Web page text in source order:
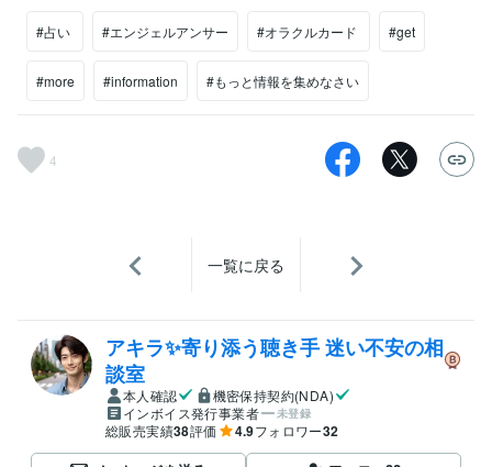
#占い #エンジェルアンサー #オラクルカード #get
#more #information #もっと情報を集めなさい
4
一覧に戻る
アキラ✨寄り添う聴き手 迷い不安の相
談室
本人確認
機密保持契約(NDA)
インボイス発行事業者
未登録
総販売実績38評価 4.9フォロワー32